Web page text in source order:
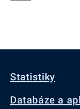
Statistiky
Databáze a